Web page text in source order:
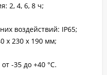
2, 4, 6, 8 ч;
воздействий: IP65;
х 230 х 190 мм;
-35 до +40 °C.